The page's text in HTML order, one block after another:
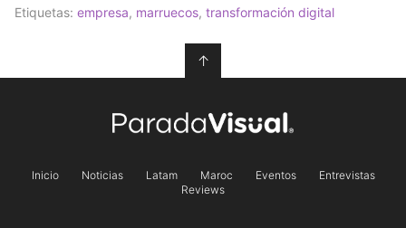
Etiquetas: empresa, marruecos, transformación digital
↑
Inicio Noticias Latam Maroc Eventos
Entrevistas
Reviews